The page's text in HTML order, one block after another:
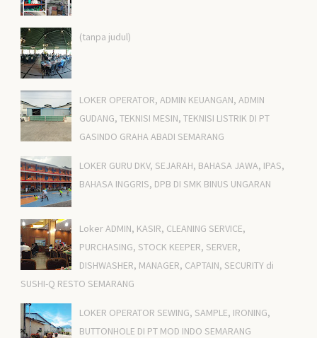
(tanpa judul)
LOKER OPERATOR, ADMIN KEUANGAN, ADMIN
GUDANG, TEKNISI MESIN, TEKNISI LISTRIK DI PT
GASINDO GRAHA ABADI SEMARANG
LOKER GURU DKV, SEJARAH, BAHASA JAWA, IPAS,
BAHASA INGGRIS, DPB DI SMK BINUS UNGARAN
Loker ADMIN, KASIR, CLEANING SERVICE,
PURCHASING, STOCK KEEPER, SERVER,
DISHWASHER, MANAGER, CAPTAIN, SECURITY di
SUSHI-Q RESTO SEMARANG
LOKER OPERATOR SEWING, SAMPLE, IRONING,
BUTTONHOLE DI PT MOD INDO SEMARANG